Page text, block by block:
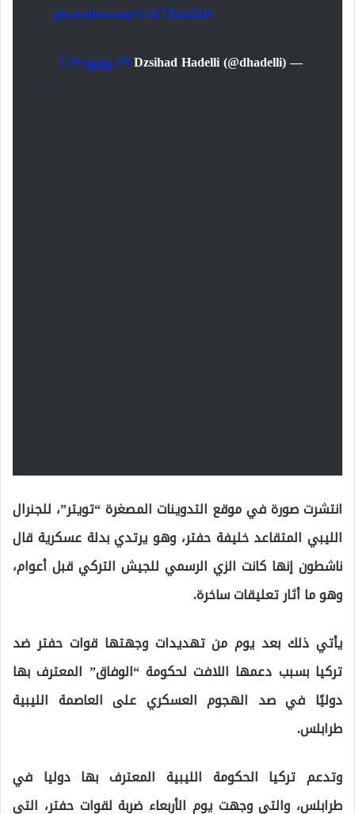
pic.twitter.com/VxX1TanTuP
— Dzsihad Hadelli (@dhadelli)
٢٩ يونيو ٢٠١٩
انتشرت صورة في موقع التدوينات المصغرة “تويتر”، للجنرال
الليبي المتقاعد خليفة حفتر، وهو يرتدي بدلة عسكرية قال
ناشطون إنها كانت الزي الرسمي للجيش التركي قبل أعوام،
وهو ما أثار تعليقات ساخرة.
يأتي ذلك بعد يوم من تهديدات وجهتها قوات حفتر ضد
تركيا بسبب دعمها اللافت لحكومة “الوفاق” المعترف بها
دوليًا في صد الهجوم العسكري على العاصمة الليبية
طرابلس.
وتدعم تركيا الحكومة الليبية المعترف بها دوليا في
طرابلس، والتي وجهت يوم الأربعاء ضربة لقوات حفتر، التي